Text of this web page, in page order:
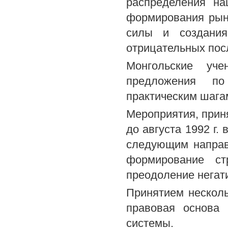
формирования
силы и
отрицательных
Монгольские
предложения
практическим
Мероприятия,
до августа 1992 г.
следующим
формирование
преодоление
Принятием
правовая
системы.